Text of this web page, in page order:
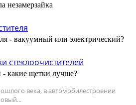
незамерзайка
- вакуумный или электрический?
- какие щетки лучше?
века, в автомобилестроении